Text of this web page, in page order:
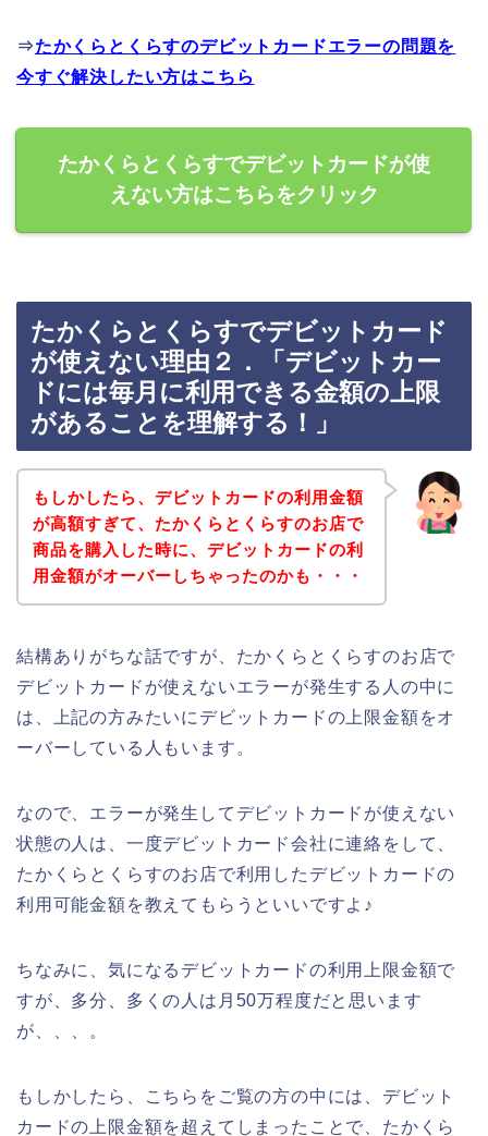
⇒たかくらとくらすのデビットカードエラーの問題を
今すぐ解決したい方はこちら
たかくらとくらすでデビットカードが使
えない方はこちらをクリック
たかくらとくらすでデビットカード
が使えない理由２．「デビットカー
ドには毎月に利用できる金額の上限
があることを理解する！」
もしかしたら、デビットカードの利用金額
が高額すぎて、たかくらとくらすのお店で
商品を購入した時に、デビットカードの利
用金額がオーバーしちゃったのかも・・・
結構ありがちな話ですが、たかくらとくらすのお店で
デビットカードが使えないエラーが発生する人の中に
は、上記の方みたいにデビットカードの上限金額をオ
ーバーしている人もいます。
なので、エラーが発生してデビットカードが使えない
状態の人は、一度デビットカード会社に連絡をして、
たかくらとくらすのお店で利用したデビットカードの
利用可能金額を教えてもらうといいですよ♪
ちなみに、気になるデビットカードの利用上限金額で
すが、多分、多くの人は月50万程度だと思います
が、、、。
もしかしたら、こちらをご覧の方の中には、デビット
カードの上限金額を超えてしまったことで、たかくら